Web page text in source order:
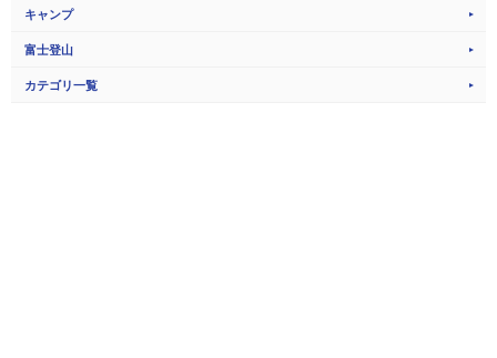
キャンプ
富士登山
カテゴリ一覧